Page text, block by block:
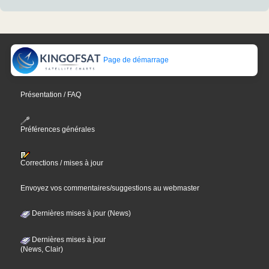
Page de démarrage
Présentation / FAQ
Préférences générales
Corrections / mises à jour
Envoyez vos commentaires/suggestions au webmaster
Dernières mises à jour (News)
Dernières mises à jour
(News, Clair)